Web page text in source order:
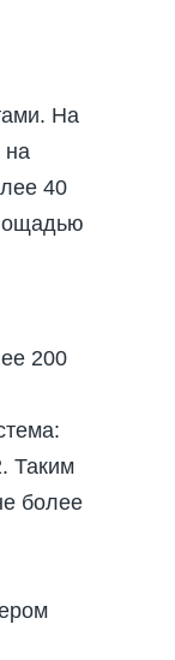
На
на
40
200
Таким
более